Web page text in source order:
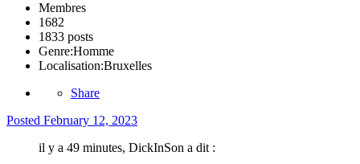
Membres
1682
1833 posts
Genre:Homme
Localisation:Bruxelles
Share
Posted February 12, 2023
il y a 49 minutes, DickInSon a dit :